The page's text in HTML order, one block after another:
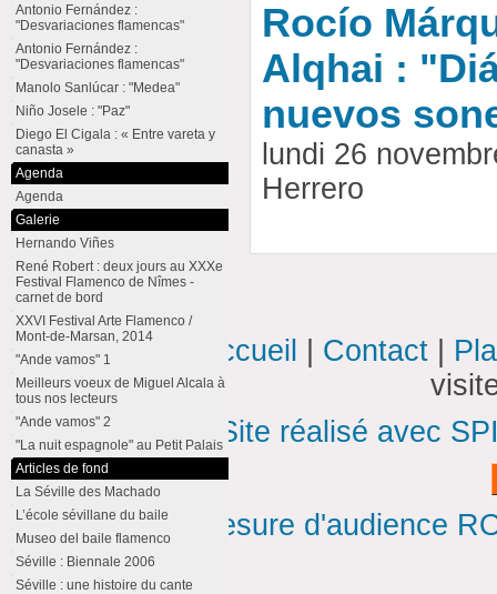
Rocío
Alqhai :
nuevos
lundi 26
Herrero
Antonio Fernández :
"Desvariaciones flamencas"
Antonio Fernández :
"Desvariaciones flamencas"
Manolo Sanlúcar : "Medea"
Niño Josele : "Paz"
Diego El Cigala : « Entre vareta y
canasta »
Agenda
Agenda
Galerie
Hernando Viñes
René Robert : deux jours au XXXe
Festival Flamenco de Nîmes -
carnet de bord
XXVI Festival Arte Flamenco /
Mont-de-Marsan, 2014
"Ande vamos" 1
Meilleurs voeux de Miguel Alcala à
tous nos lecteurs
"Ande vamos" 2
"La nuit espagnole" au Petit Palais
Articles de fond
La Séville des Machado
L’école sévillane du baile
Museo del baile flamenco
Séville : Biennale 2006
Séville : une histoire du cante
Accueil Contact
Site réalisé avec
Mesure d'audience